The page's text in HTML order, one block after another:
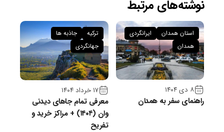
نوشته‌های مرتبط
۸ دی ۱۴۰۴
راهنمای سفر به همدان
استان همدان
ایرانگردی
همدان
۱۷ خرداد ۱۴۰۴
معرفی تمام جاهای دیدنی
وان (۱۴۰۴) + مراکز خرید و
تفریح
ترکیه
جاذبه ها
جهانگردی